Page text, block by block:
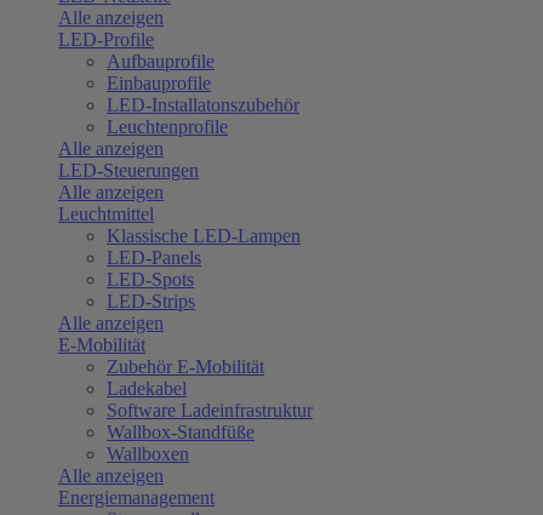
Alle anzeigen
LED-Profile
Aufbauprofile
Einbauprofile
LED-Installatonszubehör
Leuchtenprofile
Alle anzeigen
LED-Steuerungen
Alle anzeigen
Leuchtmittel
Klassische LED-Lampen
LED-Panels
LED-Spots
LED-Strips
Alle anzeigen
E-Mobilität
Zubehör E-Mobilität
Ladekabel
Software Ladeinfrastruktur
Wallbox-Standfüße
Wallboxen
Alle anzeigen
Energiemanagement